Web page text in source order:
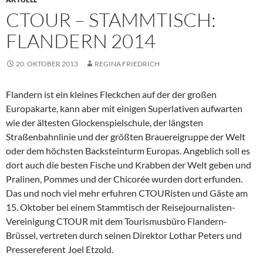
CTOUR – STAMMTISCH:
FLANDERN 2014
20. OKTOBER 2013 REGINA FRIEDRICH
Flandern ist ein kleines Fleckchen auf der der großen
Europakarte, kann aber mit einigen Superlativen aufwarten
wie der ältesten Glockenspielschule, der längsten
Straßenbahnlinie und der größten Brauereigruppe der Welt
oder dem höchsten Backsteinturm Europas. Angeblich soll es
dort auch die besten Fische und Krabben der Welt geben und
Pralinen, Pommes und der Chicorée wurden dort erfunden.
Das und noch viel mehr erfuhren CTOURisten und Gäste am
15. Oktober bei einem Stammtisch der Reisejournalisten-
Vereinigung CTOUR mit dem Tourismusbüro Flandern-
Brüssel, vertreten durch seinen Direktor Lothar Peters und
Pressereferent Joel Etzold.